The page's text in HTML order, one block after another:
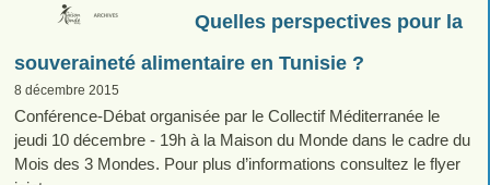
Quelles perspectives pour la
souveraineté alimentaire en Tunisie ?
8 décembre 2015
Conférence-Débat organisée par le Collectif Méditerranée le
jeudi 10 décembre - 19h à la Maison du Monde dans le cadre du
Mois des 3 Mondes. Pour plus d’informations consultez le flyer